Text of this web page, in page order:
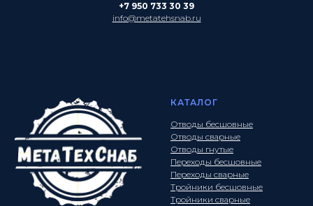
+7 950 733 30 39
info@metatehsnab.ru
КАТАЛОГ
Отводы бесшовные
Отводы сварные
Отводы гнутые
Переходы бесшовные
Переходы сварные
Тройники бесшовные
Тройники сварные